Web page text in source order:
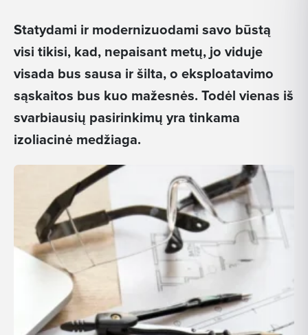
Statydami ir modernizuodami savo būstą
visi tikisi, kad, nepaisant metų, jo viduje
visada bus sausa ir šilta, o eksploatavimo
sąskaitos bus kuo mažesnės. Todėl vienas iš
svarbiausių pasirinkimų yra tinkama
izoliacinė medžiaga.